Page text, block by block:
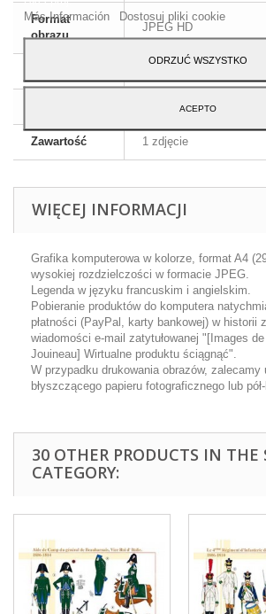
Format
obrazu
JPEG HD
Angielski i francuski
Zawartość 1 zdjęcie
WIĘCEJ INFORMACJI
Grafika komputerowa w kolorze, format A4
wysokiej rozdzielczości w formacie JPEG.
Legenda w języku francuskim i angielskim.
Pobieranie produktów do komputera
płatności (PayPal, karty bankowej) w historii
wiadomości e-mail zatytułowanej "[Images
Jouineau] Wirtualne produktu ściągnąć".
W przypadku drukowania obrazów, zalecamy
błyszczącego papieru fotograficznego lub
30 OTHER PRODUCTS IN THE
CATEGORY:
Más Información
Dostosuj pliki cookie
ODRZUĆ WSZYSTKO
ACEPTO